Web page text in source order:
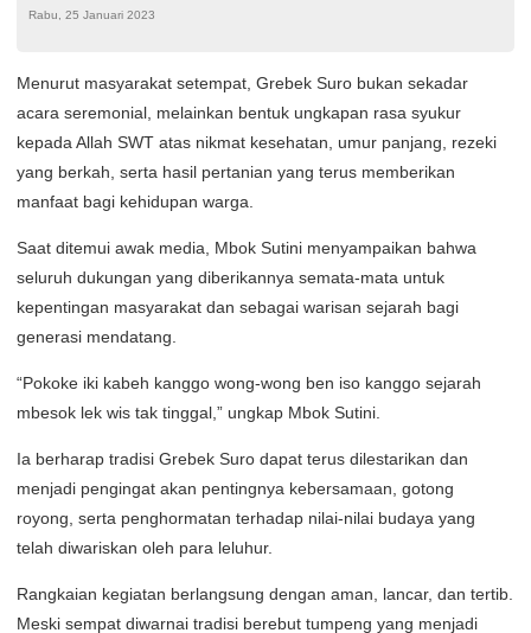
Rabu, 25 Januari 2023
Menurut masyarakat setempat, Grebek Suro bukan sekadar
acara seremonial, melainkan bentuk ungkapan rasa syukur
kepada Allah SWT atas nikmat kesehatan, umur panjang, rezeki
yang berkah, serta hasil pertanian yang terus memberikan
manfaat bagi kehidupan warga.
Saat ditemui awak media, Mbok Sutini menyampaikan bahwa
seluruh dukungan yang diberikannya semata-mata untuk
kepentingan masyarakat dan sebagai warisan sejarah bagi
generasi mendatang.
“Pokoke iki kabeh kanggo wong-wong ben iso kanggo sejarah
mbesok lek wis tak tinggal,” ungkap Mbok Sutini.
Ia berharap tradisi Grebek Suro dapat terus dilestarikan dan
menjadi pengingat akan pentingnya kebersamaan, gotong
royong, serta penghormatan terhadap nilai-nilai budaya yang
telah diwariskan oleh para leluhur.
Rangkaian kegiatan berlangsung dengan aman, lancar, dan tertib.
Meski sempat diwarnai tradisi berebut tumpeng yang menjadi